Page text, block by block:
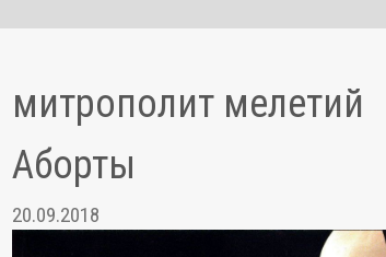
митрополит мелетий
Аборты
20.09.2018